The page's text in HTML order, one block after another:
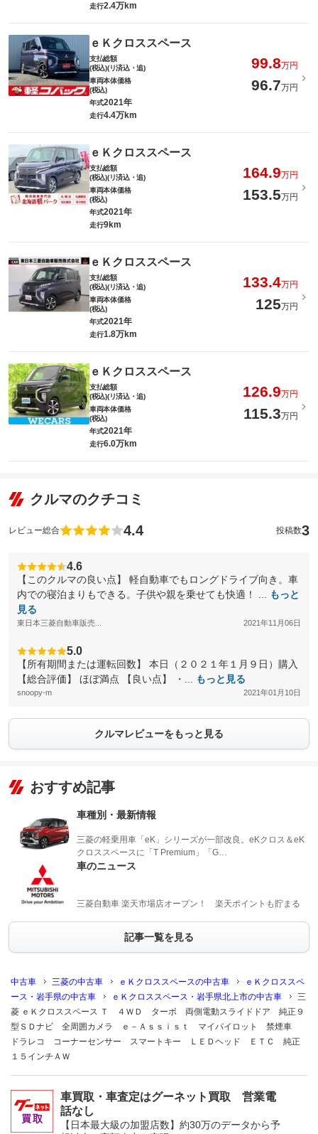
走行2.4万km
ｅＫクロススペース
支払総額
(税込)(リ済込・追)
99.8万円
車両本体価格
(税込)
96.7万円
年式2021年
走行4.4万km
ｅＫクロススペース
支払総額
(税込)(リ済込・追)
164.9万円
車両本体価格
(税込)
153.5万円
年式2021年
走行9km
ｅＫクロススペース
支払総額
(税込)(リ済込・追)
133.4万円
車両本体価格
(税込)
125万円
年式2021年
走行1.8万km
ｅＫクロススペース
支払総額
(税込)(リ済込・追)
126.9万円
車両本体価格
(税込)
115.3万円
年式2021年
走行6.0万km
クルマのクチコミ
レビュー総合 4.4 投稿数3
4.6
【このクルマの良い点】 軽自動車でもロングドライブ向き。車
内での寝泊まりもできる。子供や親を乗せても快適！ ...
もっと
見る
東日本三菱自動車販売... 2021年11月06日
5.0
【所有期間または運転回数】 本日（２０２１年１月９日）購入
【総合評価】 ほぼ満点 【良い点】 ・...
もっと見る
snoopy-m 2021年01月10日
クルマレビューをもっと見る
おすすめ記事
車種別・最新情報
三菱の軽乗用車「eK」シリーズが一部改良。eKクロス＆eK
クロススペースに「T Premium」「G…
車のニュース
三菱自動車 楽天市場店オープン！ 楽天ポイントも貯まる
記事一覧を見る
中古車 三菱の中古車 ｅＫクロススペースの中古車
ｅＫクロススペ
ース・岩手県の中古車
ｅＫクロススペース・岩手県北上市の中古車
三
菱 ｅＫクロススペース Ｔ ４ＷＤ ターボ 両側電動スライドドア 純正９
型ＳＤナビ 全周囲カメラ ｅ－Ａｓｓｉｓｔ マイパイロット 禁煙車
ドラレコ コーナーセンサー スマートキー ＬＥＤヘッド ＥＴＣ 純正
１５インチＡＷ
車買取・車査定はグーネット買取 営業電
話なし
【日本最大級の加盟店数】約30万のデータから予